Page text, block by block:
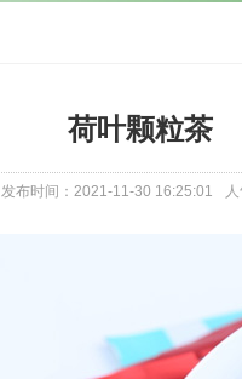
荷叶颗粒茶
发布时间：2021-11-30 16:25:01